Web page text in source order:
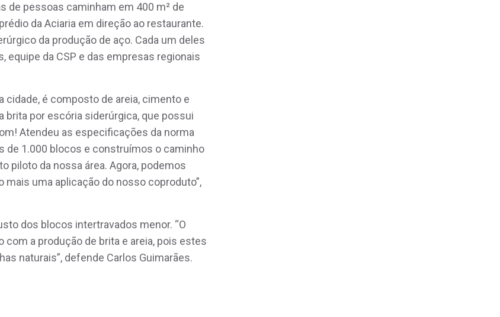
de pessoas caminham em 400 m² de
da Aciaria em direção ao restaurante.
da produção de aço. Cada um deles
da CSP e das empresas regionais
cidade, é composto de areia, cimento e
brita por escória siderúrgica, que possui
Atendeu as especificações da norma
de 1.000 blocos e construímos o caminho
piloto da nossa área. Agora, podemos
uma aplicação do nosso coproduto”,
dos blocos intertravados menor. “O
com a produção de brita e areia, pois estes
naturais”, defende Carlos Guimarães.